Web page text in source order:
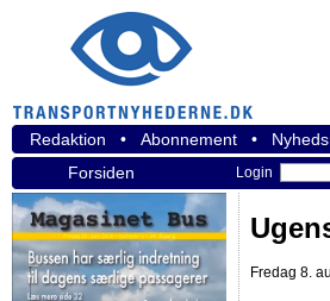
Redaktion • Abonnement •
Forsiden
Login
Fredag 8.